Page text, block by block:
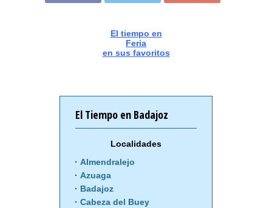
El tiempo en
Feria
en sus favoritos
El Tiempo en Badajoz
Localidades
Almendralejo
Azuaga
Badajoz
Cabeza del Buey